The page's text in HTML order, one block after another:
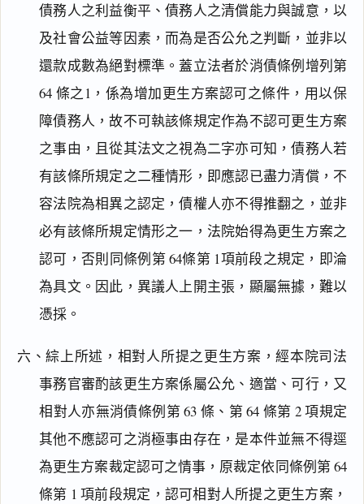
債務人之利益衡平、債務人之清償能力與誠意，以
及社會公益等因素，而為是否公允之判斷，並非以
還款成數為絕對標準。蓋立法者於消債條例增列第
64 條之1，係為增加更生方案認可之條件，用以保
障債務人，故不可執該條規定作為不認可更生方案
之事由，且從其法文之視為二字亦可知，債務人若
有該條所規定之二種情形，即應認已盡力清償，不
容法院為相異之認定，債權人亦不得推翻之，並非
必有該條所規定情形之一，法院始得為更生方案之
認可，否則同條例第 64條第 1項前段之規定，即淪
為具文。因此，異議人上開主張，顯屬無據，難以
憑採。
六、綜上所述，相對人所提之更生方案，經本院司法
事務官審酌該更生方案係屬公允、適當、可行，又
相對人亦無消債條例第 63 條、第 64 條第 2 項規定
其他不應認可之消極事由存在，是本件並無不得逕
為更生方案裁定認可之情事，原裁定依同條例第 64
條第 1 項前段規定，認可相對人所提之更生方案，
閱讀 研究